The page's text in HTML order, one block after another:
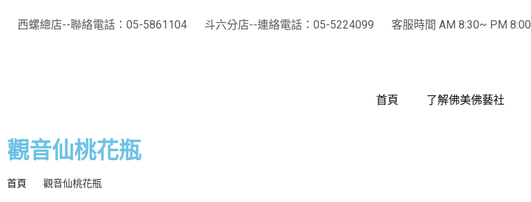
西螺總店--聯絡電話：05-5861104 斗六分店--連絡電話：05-5224099 客服時間 AM 8:30~ PM 8:00
首頁 了解佛美佛藝社
觀音仙桃花瓶
首頁 觀音仙桃花瓶